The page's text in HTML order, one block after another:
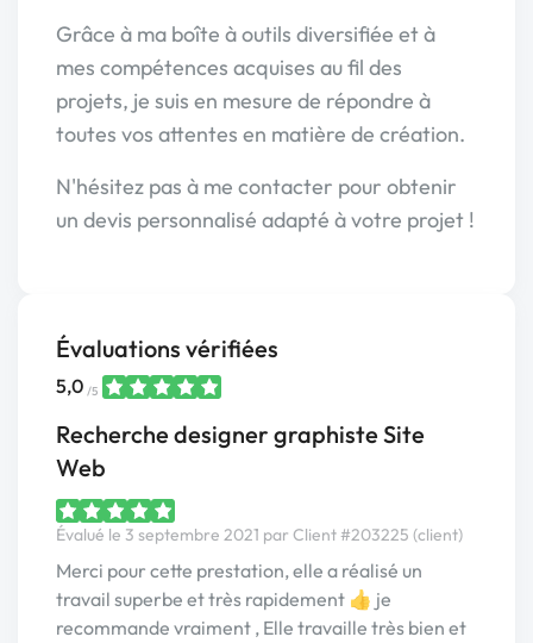
Grâce à ma boîte à outils diversifiée et à
mes compétences acquises au fil des
projets, je suis en mesure de répondre à
toutes vos attentes en matière de création.
N'hésitez pas à me contacter pour obtenir
un devis personnalisé adapté à votre projet !
Évaluations vérifiées
5,0 /5
Recherche designer graphiste Site
Web
Évalué le 3 septembre 2021 par Client #203225 (client)
Merci pour cette prestation, elle a réalisé un
travail superbe et très rapidement 👍 je
recommande vraiment , Elle travaille très bien et